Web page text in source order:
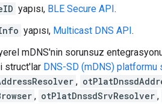
yapısı, BLE Secure API.
yapısı, Multicast DNS API.
mDNS'nin sorunsuz
struct'lar DNS-SD (mDNS) platformu
,
, otPlatDnssdSrvResolver ,